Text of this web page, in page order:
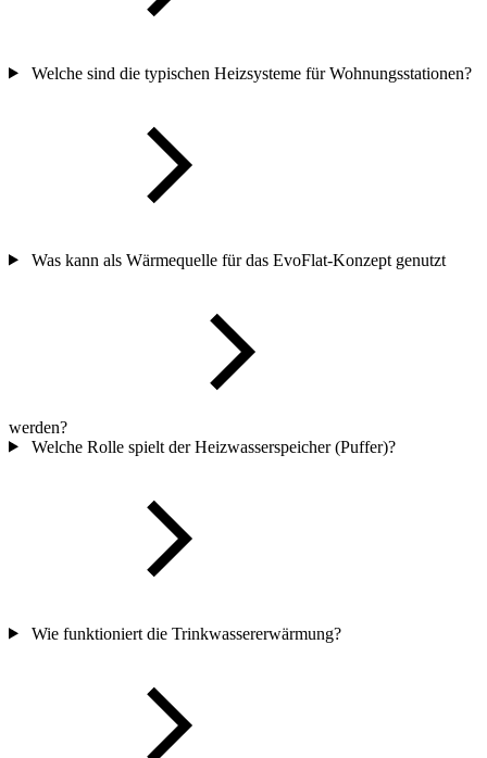
Welche sind die typischen Heizsysteme für Wohnungsstationen?
Was kann als Wärmequelle für das EvoFlat-Konzept genutzt
werden?
Welche Rolle spielt der Heizwasserspeicher (Puffer)?
Wie funktioniert die Trinkwassererwärmung?